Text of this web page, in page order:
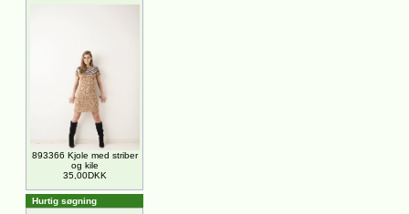
893366 Kjole med striber
og kile
35,00DKK
Hurtig søgning